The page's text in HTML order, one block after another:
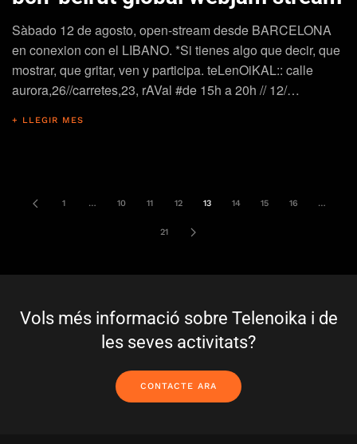
Sàbado 12 de agosto, open-stream desde BARCELONA
en conexion con el LIBANO. *Si tienes algo que decir, que
mostrar, que gritar, ven y participa. teLenOiKAL:: calle
aurora,26//carretes,23, rAVal #de 15h a 20h // 12/…
+ LLEGIR MES
1 … 10 11 12 13 14 15 16 …
21
Vols més informació sobre Telenoika i de
les seves activitats?
CONTACTE ARA